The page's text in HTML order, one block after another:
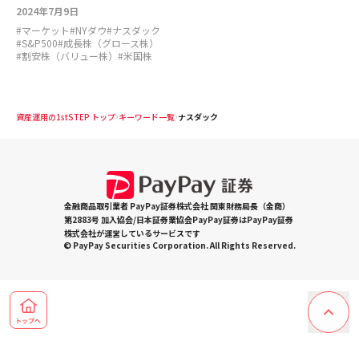
2024年7月9日
#マーケット#NYダウ#ナスダック
#S&P500#成長株（グロース株）
#割安株（バリュー株） #米国株
資産運用の1stSTEP トップ キーワード一覧 ナスダック
金融商品取引業者 PayPay証券株式会社 関東財務局長（金商）
第2883号 加入協会/日本証券業協会PayPay証券はPayPay証券
株式会社が運営しているサービスです
© PayPay Securities Corporation. All Rights Reserved.